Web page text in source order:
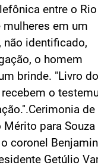
entre o
em um
não identificado,
o homem
brinde. "Livro do
o
de
para Souza
coronel Benjamin
Getúlio